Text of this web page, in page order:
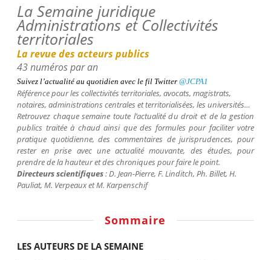
La Semaine juridique
Administrations et Collectivités
territoriales
La revue des acteurs publics
43 numéros par an
Suivez l’actualité au quotidien avec le fil Twitter @JCPA1
Référence pour les collectivités territoriales, avocats, magistrats,
notaires, administrations centrales et territorialisées, les universités…
Retrouvez chaque semaine toute l’actualité du droit et de la gestion
publics traitée à chaud ainsi que des formules pour faciliter votre
pratique quotidienne, des commentaires de jurisprudences, pour
rester en prise avec une actualité mouvante, des études, pour
prendre de la hauteur et des chroniques pour faire le point.
Directeurs scientifiques: D. Jean-Pierre, F. Linditch, Ph. Billet, H.
Pauliat, M. Verpeauxet M. Karpenschif
Sommaire
LES AUTEURS DE LA SEMAINE